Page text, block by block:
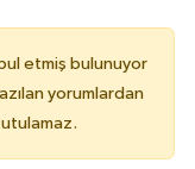
etmiş bulunuyor
yorumlardan